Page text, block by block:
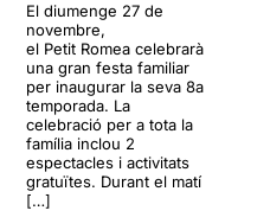
El diumenge 27 de
novembre,
el Petit Romea celebrarà
una gran festa familiar
per inaugurar la seva 8a
temporada. La
celebració per a tota la
família inclou 2
espectacles i activitats
gratuïtes. Durant el matí
[…]